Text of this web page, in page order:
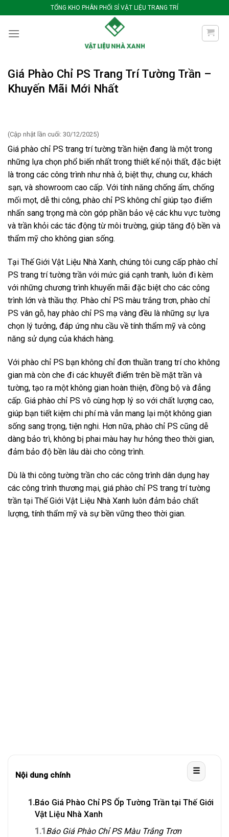
qua
nội
TỔNG KHO PHÂN PHỐI SỈ VẬT LIỆU TRANG TRÍ
Giá Phào Chỉ PS Trang Trí Tường Trần –
Khuyến Mãi Mới Nhất
(Cập nhật lần cuối: 30/12/2025)
Giá phào chỉ PS trang trí tường trần hiện đang là một trong
những lựa chọn phổ biến nhất trong thiết kế nội thất, đặc biệt
là trong các công trình như nhà ở, biệt thự, chung cư, khách
sạn, và showroom cao cấp. Với tính năng chống ẩm, chống
mối mọt, dễ thi công, phào chỉ PS không chỉ giúp tạo điểm
nhấn sang trọng mà còn góp phần bảo vệ các khu vực tường
và trần khỏi các tác động từ môi trường, giúp tăng độ bền và
thẩm mỹ cho không gian sống.
Tại Thế Giới Vật Liệu Nhà Xanh, chúng tôi cung cấp phào chỉ
PS trang trí tường trần với mức giá cạnh tranh, luôn đi kèm
với những chương trình khuyến mãi đặc biệt cho các công
trình lớn và thầu thợ. Phào chỉ PS màu trắng trơn, phào chỉ
PS vân gỗ, hay phào chỉ PS mạ vàng đều là những sự lựa
chọn lý tưởng, đáp ứng nhu cầu về tính thẩm mỹ và công
năng sử dụng của khách hàng.
Với phào chỉ PS bạn không chỉ đơn thuần trang trí cho không
gian mà còn che đi các khuyết điểm trên bề mặt trần và
tường, tạo ra một không gian hoàn thiện, đồng bộ và đẳng
cấp. Giá phào chỉ PS vô cùng hợp lý so với chất lượng cao,
giúp bạn tiết kiệm chi phí mà vẫn mang lại một không gian
sống sang trọng, tiện nghi. Hơn nữa, phào chỉ PS cũng dễ
dàng bảo trì, không bị phai màu hay hư hỏng theo thời gian,
đảm bảo độ bền lâu dài cho công trình.
Dù là thi công tường trần cho các công trình dân dụng hay
các công trình thương mại, giá phào chỉ PS trang trí tường
trần tại Thế Giới Vật Liệu Nhà Xanh luôn đảm bảo chất
lượng, tính thẩm mỹ và sự bền vững theo thời gian.
Nội dung chính ☰
1.Báo Giá Phào Chỉ PS Ốp Tường Trần tại Thế Giới
Vật Liệu Nhà Xanh
1.1 Báo Giá Phào Chỉ PS Màu Trắng Trơn